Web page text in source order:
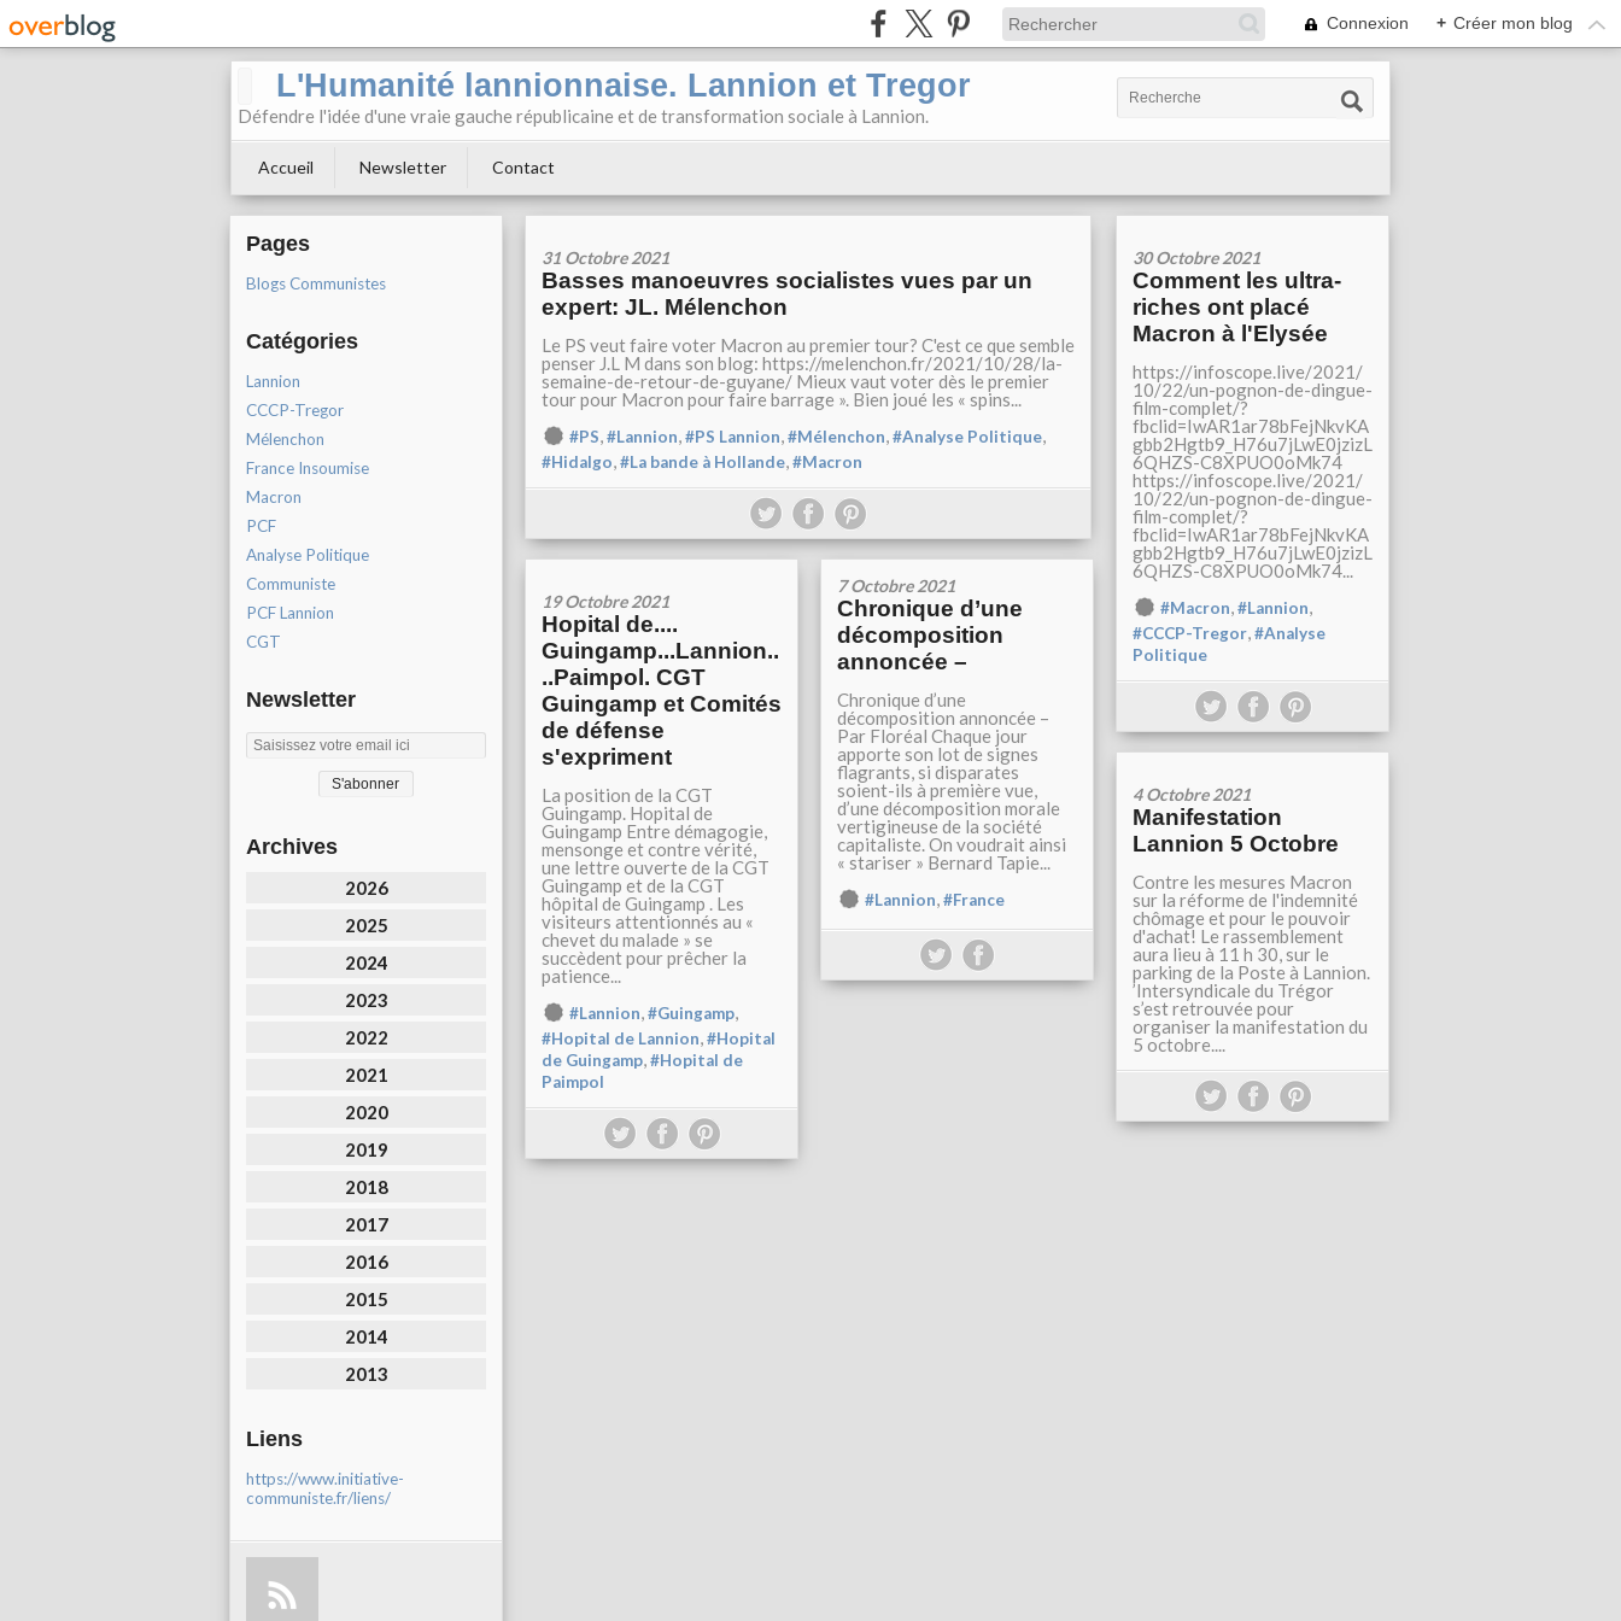
Connexion + Créer mon blog
L'Humanité lannionnaise. Lannion et Tregor
Défendre l'idée d'une vraie gauche républicaine et de transformation sociale à Lannion.
Accueil Newsletter Contact
Pages
Blogs Communistes
Catégories
Lannion
CCCP-Tregor
Mélenchon
France Insoumise
Macron
PCF
Analyse Politique
Communiste
PCF Lannion
CGT
Newsletter
Archives
2026
2025
2024
2023
2022
2021
2020
2019
2018
2017
2016
2015
2014
2013
Liens
https://www.initiative-
communiste.fr/liens/
31 Octobre 2021
Basses manoeuvres socialistes vues par un
expert: JL. Mélenchon
Le PS veut faire voter Macron au premier tour? C'est ce que semble
penser J.L M dans son blog: https://melenchon.fr/2021/10/28/la-
semaine-de-retour-de-guyane/ Mieux vaut voter dès le premier
tour pour Macron pour faire barrage ». Bien joué les « spins...
#PS,#Lannion,#PS Lannion,#Mélenchon,#Analyse Politique,
#Hidalgo,#La bande à Hollande,#Macron
30 Octobre 2021
Comment les ultra-
riches ont placé
Macron à l'Elysée
https://infoscope.live/2021/
10/22/un-pognon-de-dingue-
film-complet/?
fbclid=IwAR1ar78bFejNkvKA
gbb2Hgtb9_H76u7jLwE0jzizL
6QHZS-C8XPUO0oMk74
https://infoscope.live/2021/
10/22/un-pognon-de-dingue-
film-complet/?
fbclid=IwAR1ar78bFejNkvKA
gbb2Hgtb9_H76u7jLwE0jzizL
6QHZS-C8XPUO0oMk74...
#Macron,#Lannion,
#CCCP-Tregor,#Analyse
Politique
19 Octobre 2021
Hopital de....
Guingamp...Lannion..
..Paimpol. CGT
Guingamp et Comités
de défense
s'expriment
La position de la CGT
Guingamp. Hopital de
Guingamp Entre démagogie,
mensonge et contre vérité,
une lettre ouverte de la CGT
Guingamp et de la CGT
hôpital de Guingamp . Les
visiteurs attentionnés au «
chevet du malade » se
succèdent pour prêcher la
patience...
#Lannion,#Guingamp,
#Hopital de Lannion,#Hopital
de Guingamp,#Hopital de
Paimpol
7 Octobre 2021
Chronique d’une
décomposition
annoncée –
Chronique d’une
décomposition annoncée –
Par Floréal Chaque jour
apporte son lot de signes
flagrants, si disparates
soient-ils à première vue,
d’une décomposition morale
vertigineuse de la société
capitaliste. On voudrait ainsi
« stariser » Bernard Tapie...
#Lannion,#France
4 Octobre 2021
Manifestation
Lannion 5 Octobre
Contre les mesures Macron
sur la réforme de l'indemnité
chômage et pour le pouvoir
d'achat! Le rassemblement
aura lieu à 11 h 30, sur le
parking de la Poste à Lannion.
’Intersyndicale du Trégor
s’est retrouvée pour
organiser la manifestation du
5 octobre....